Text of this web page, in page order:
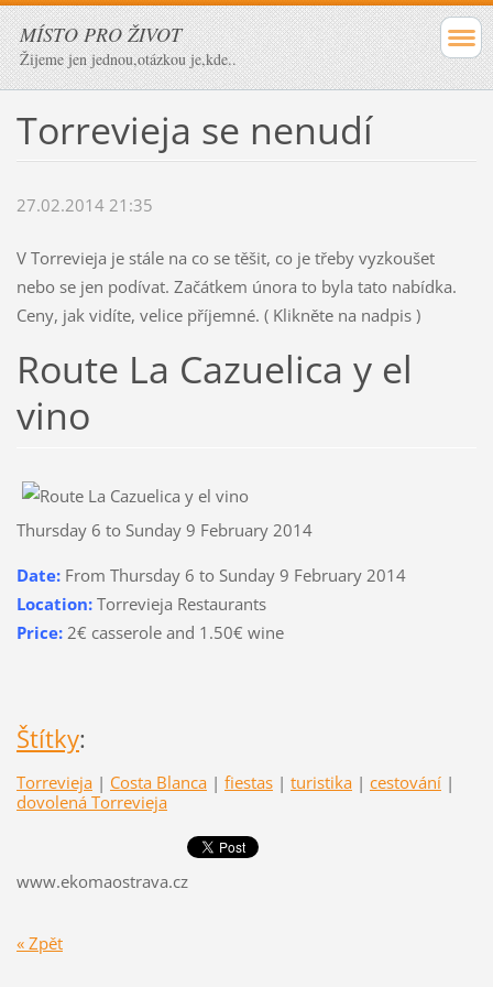
MÍSTO PRO ŽIVOT
Žijeme jen jednou,otázkou je,kde..
Torrevieja se nenudí
27.02.2014 21:35
V Torrevieja je stále na co se těšit, co je třeby vyzkoušet
nebo se jen podívat. Začátkem února to byla tato nabídka.
Ceny, jak vidíte, velice příjemné. ( Klikněte na nadpis )
Route La Cazuelica y el
vino
Thursday 6 to Sunday 9 February 2014
Date:From Thursday 6 to Sunday 9 February 2014
Location:Torrevieja Restaurants
Price:2€ casserole and 1.50€ wine
Štítky:
Torrevieja | Costa Blanca | fiestas | turistika | cestování |
dovolená Torrevieja
www.ekomaostrava.cz
« Zpět